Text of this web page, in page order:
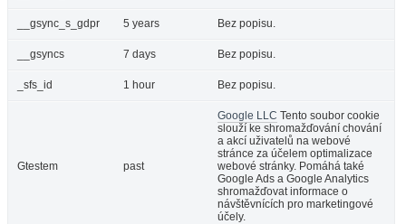
__gsync_s_gdpr 5 years Bez popisu.
__gsyncs 7 days Bez popisu.
_sfs_id 1 hour Bez popisu.
Gtestem past
Google LLC Tento soubor cookie
slouží ke shromažďování chování
a akcí uživatelů na webové
stránce za účelem optimalizace
webové stránky. Pomáhá také
Google Ads a Google Analytics
shromažďovat informace o
návštěvnících pro marketingové
účely.